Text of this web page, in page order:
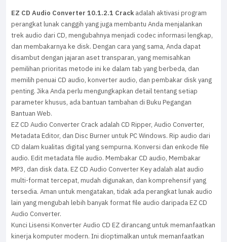
EZ CD Audio Converter 10.1.2.1 Crack adalah aktivasi program
perangkat lunak canggih yang juga membantu Anda menjalankan
trek audio dari CD, mengubahnya menjadi codec informasi lengkap,
dan membakarnya ke disk. Dengan cara yang sama, Anda dapat
disambut dengan jajaran aset transparan, yang memisahkan
pemilihan prioritas metode ini ke dalam tab yang berbeda, dan
memilih penuai CD audio, konverter audio, dan pembakar disk yang
penting. Jika Anda perlu mengungkapkan detail tentang setiap
parameter khusus, ada bantuan tambahan di Buku Pegangan
Bantuan Web.
EZ CD Audio Converter Crack adalah CD Ripper, Audio Converter,
Metadata Editor, dan Disc Burner untuk PC Windows. Rip audio dari
CD dalam kualitas digital yang sempurna. Konversi dan enkode file
audio. Edit metadata file audio. Membakar CD audio, Membakar
MP3, dan disk data. EZ CD Audio Converter Key adalah alat audio
multi-format tercepat, mudah digunakan, dan komprehensif yang
tersedia. Aman untuk mengatakan, tidak ada perangkat lunak audio
lain yang mengubah lebih banyak format file audio daripada EZ CD
Audio Converter.
Kunci Lisensi Konverter Audio CD EZ dirancang untuk memanfaatkan
kinerja komputer modern. Ini dioptimalkan untuk memanfaatkan